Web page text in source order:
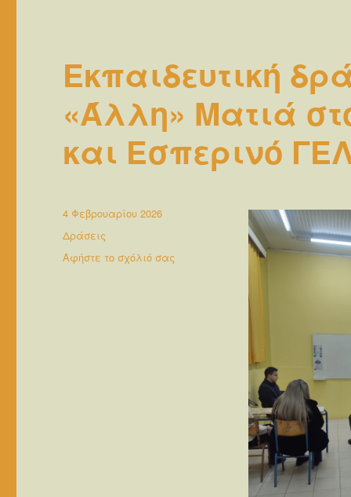
Εκπαιδευτική
«Άλλη» Ματιά
και Εσπερινό
Δημοσιεύτηκε
την
4 Φεβρουαρίου 2026
Κατηγορίες
Δράσεις
Αφήστε το σχόλιό σας